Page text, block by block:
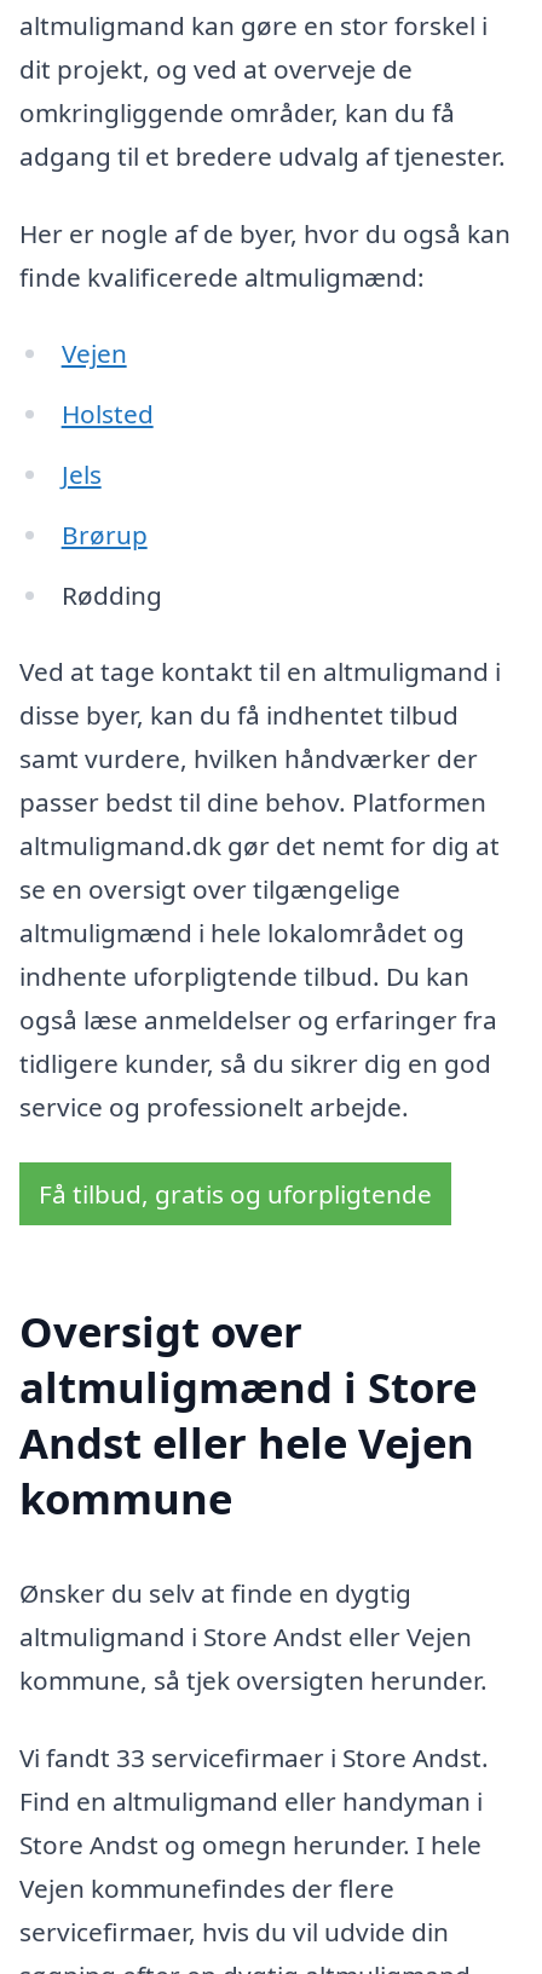
altmuligmand kan gøre en stor forskel i
dit projekt, og ved at overveje de
omkringliggende områder, kan du få
adgang til et bredere udvalg af tjenester.
Her er nogle af de byer, hvor du også kan
finde kvalificerede altmuligmænd:
Vejen
Holsted
Jels
Brørup
Rødding
Ved at tage kontakt til en altmuligmand i
disse byer, kan du få indhentet tilbud
samt vurdere, hvilken håndværker der
passer bedst til dine behov. Platformen
altmuligmand.dk gør det nemt for dig at
se en oversigt over tilgængelige
altmuligmænd i hele lokalområdet og
indhente uforpligtende tilbud. Du kan
også læse anmeldelser og erfaringer fra
tidligere kunder, så du sikrer dig en god
service og professionelt arbejde.
Få tilbud, gratis og uforpligtende
Oversigt over
altmuligmænd i Store
Andst eller hele Vejen
kommune
Ønsker du selv at finde en dygtig
altmuligmand i Store Andst eller Vejen
kommune, så tjek oversigten herunder.
Vi fandt 33 servicefirmaer i Store Andst.
Find en altmuligmand eller handyman i
Store Andst og omegn herunder. I hele
Vejen kommunefindes der flere
servicefirmaer, hvis du vil udvide din